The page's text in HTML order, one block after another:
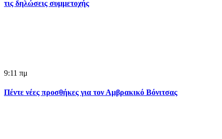
τις δηλώσεις συμμετοχής
9:11 πμ
Πέντε νέες προσθήκες για τον Αμβρακικό Βόνιτσας